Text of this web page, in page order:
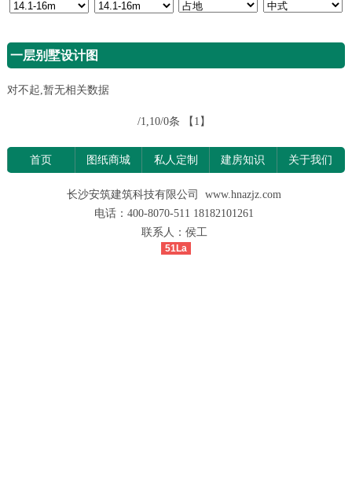
一层别墅设计图
对不起,暂无相关数据
/1,10/0条 【1】
首页 图纸商城 私人定制 建房知识 关于我们
长沙安筑建筑科技有限公司 www.hnazjz.com
电话：400-8070-511 18182101261
联系人：侯工
51La